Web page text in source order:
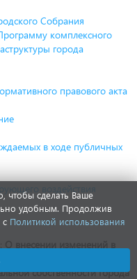
Собрания
комплексного
города
правового акта
в ходе публичных
воздействия
перечня
собственности города
чтобы сделать Ваше
удобным. Продолжив
с Политикой использования